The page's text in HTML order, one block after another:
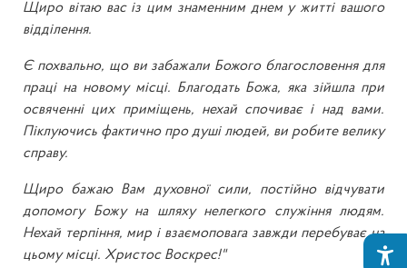
Щиро вітаю вас із цим знаменним днем у житті вашого
відділення.
Є похвально, що ви забажали Божого благословення для
праці на новому місці. Благодать Божа, яка зійшла при
освяченні цих приміщень, нехай спочиває і над вами.
Піклуючись фактично про душі людей, ви робите велику
справу.
Щиро бажаю Вам духовної сили, постійно відчувати
допомогу Божу на шляху нелегкого служіння людям.
Нехай терпіння, мир і взаємоповага завжди перебуває на
цьому місці. Христос Воскрес!"